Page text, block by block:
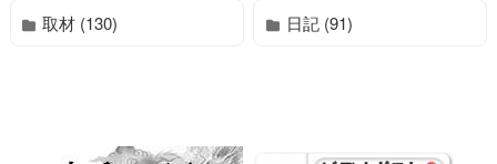
取材 (130) 日記 (91)